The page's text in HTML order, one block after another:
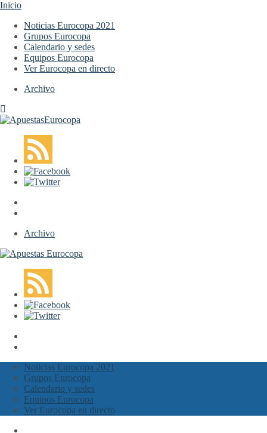
Inicio
Noticias Eurocopa 2021
Grupos Eurocopa
Calendario y sedes
Equipos Eurocopa
Ver Eurocopa en directo
Archivo
Archivo
Noticias Eurocopa 2021
Grupos Eurocopa
Calendario y sedes
Equipos Eurocopa
Ver Eurocopa en directo